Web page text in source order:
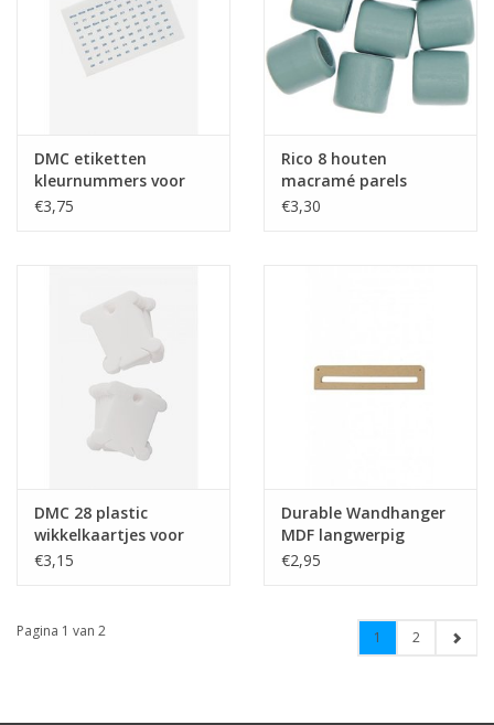
DMC etiketten
kleurnummers voor
DMC garens
€3,75
Rico 8 houten
macramé parels
turquoise 8st.
€3,30
DMC 28 plastic
wikkelkaartjes voor
borduurgaren
€3,15
Durable Wandhanger
MDF langwerpig
12x40cm
€2,95
Pagina 1 van 2 1 2